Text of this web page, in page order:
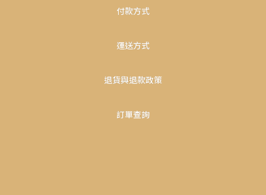
付款方式
運送方式
退貨與退款政策
訂單查詢